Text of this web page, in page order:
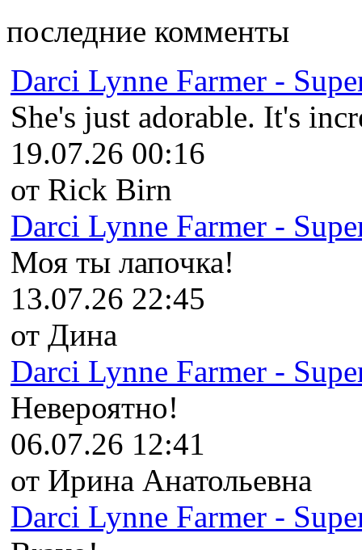
последние комменты
Darci Lynne Farmer -
She's just adorable. It's
19.07.26 00:16
от Rick Birn
Darci Lynne Farmer -
Моя ты лапочка!
13.07.26 22:45
от Дина
Darci Lynne Farmer -
Невероятно!
06.07.26 12:41
от Ирина Анатольевна
Darci Lynne Farmer -